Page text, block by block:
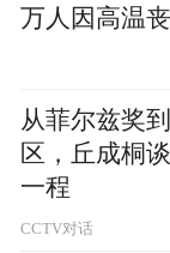
万人因高温
从菲尔兹奖
区，丘成桐
一程
CCTV对话